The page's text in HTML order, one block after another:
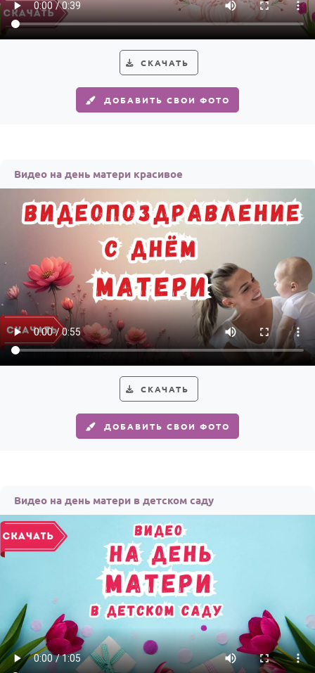
СКАЧАТЬ
ДОБАВИТЬ СВОИ ФОТО
Видео на день матери красивое
СКАЧАТЬ
ДОБАВИТЬ СВОИ ФОТО
Видео на день матери в детском саду